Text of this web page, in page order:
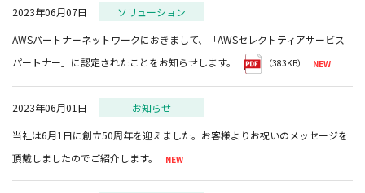
2023年06月07日
ソリューション
AWSパートナーネットワークにおきまして、「AWSセレクトティアサービス
パートナー」に認定されたことをお知らせします。
（383KB）
2023年06月01日
お知らせ
当社は6月1日に創立50周年を迎えました。お客様よりお祝いのメッセージを
頂戴しましたのでご紹介します。